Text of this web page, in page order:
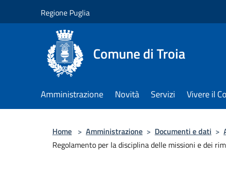
Regione Puglia
Comune di Troia
Amministrazione Novità Servizi Vivere il
Home > Amministrazione > Documenti e dati >
Regolamento per la disciplina delle missioni e dei